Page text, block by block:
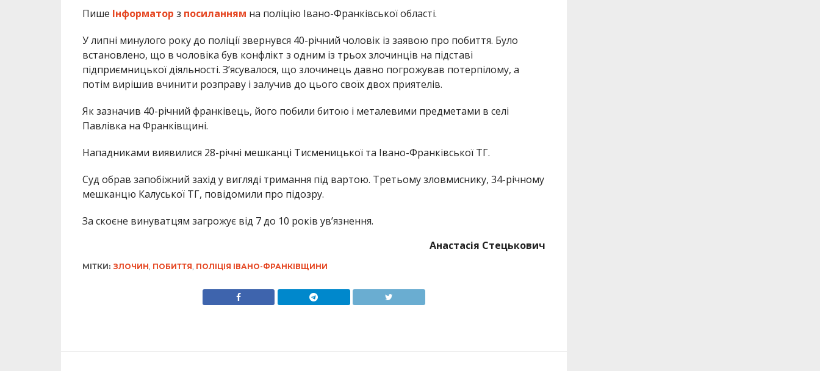
Пише Інформатор з посиланням на поліцію Івано-Франківської області.
У липні минулого року до поліції звернувся 40-річний чоловік із заявою про побиття. Було
встановлено, що в чоловіка був конфлікт з одним із трьох злочинців на підставі
підприємницької діяльності. З’ясувалося, що злочинець давно погрожував потерпілому, а
потім вирішив вчинити розправу і залучив до цього своїх двох приятелів.
Як зазначив 40-річний франківець, його побили битою і металевими предметами в селі
Павлівка на Франківщині.
Нападниками виявилися 28-річні мешканці Тисменицької та Івано-Франківської ТГ.
Суд обрав запобіжний захід у вигляді тримання під вартою. Третьому зловмиснику, 34-річному
мешканцю Калуської ТГ, повідомили про підозру.
За скоєне винуватцям загрожує від 7 до 10 років ув’язнення.
Анастасія Стецькович
МІТКИ: ЗЛОЧИН, ПОБИТТЯ, ПОЛІЦІЯ ІВАНО-ФРАНКІВЩИНИ